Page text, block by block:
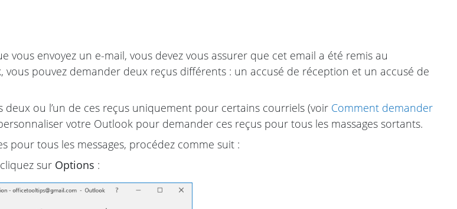
vous envoyez un e-mail, vous devez vous assurer que cet email a été remis au
vous pouvez demander deux reçus différents : un accusé de réception et un accusé de
deux ou l’un de ces reçus uniquement pour certains courriels (voir Comment demander
votre Outlook pour demander ces reçus pour tous les massages sortants.
pour tous les messages, procédez comme suit :
sur Options :